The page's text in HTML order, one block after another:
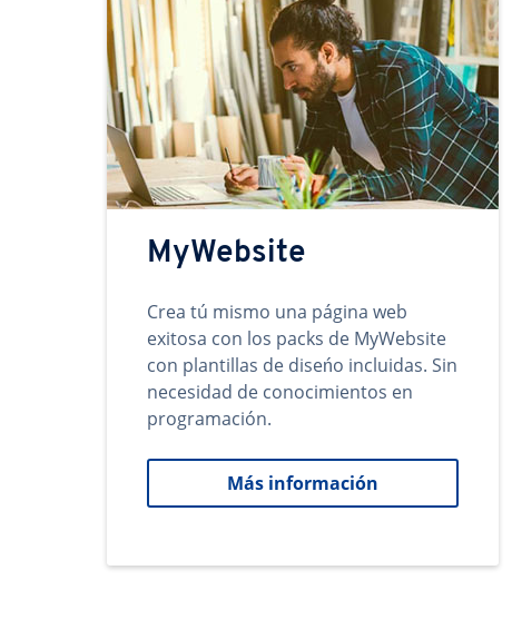
MyWebsite
Crea tú mismo una página web
exitosa con los packs de MyWebsite
con plantillas de diseńo incluidas. Sin
necesidad de conocimientos en
programación.
Más información